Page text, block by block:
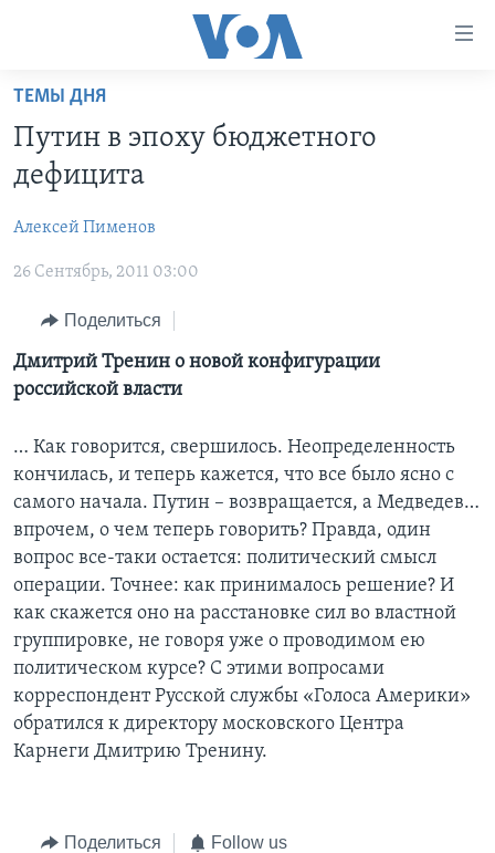
Перейти
основной
контент
Перейти
навигации
Перейти
поиск
ПРОГРАММЫ
НОВОСТИ ЗА МИНУТУ
ИТОГИ
ПОЧЕМУ ЭТО ВАЖНО?
ДИСКУССИЯ VOA
ДЕТАЛИ
НЬЮ-ЙОРК NEW YORK
АМЕРИКА. БОЛЬШОЕ ПУТЕШЕСТВИЕ
ПРОЕКТЫ
УЧИМ АНГЛИЙСКИЙ
НАША АМЕРИКАНСКАЯ ИСТОРИЯ
А КАК В АМЕРИКЕ?
АРТЕФАКТЫ
АМЕРИКАНСКИЕ ГОРОДКИ
ТЕСТЫ
ЭКСПЕРТИЗА
ИНТЕРВЬЮ
ФАКТЫ ПРОТИВ ФЕЙКОВ
ЗА СВОБОДУ ПРЕССЫ
УЧИМ АНГЛИЙСКИЙ
ВИДЕО
ПОДПИСКА НА НОВОСТИ
Learning English
СОЦИАЛЬНЫЕ СЕТИ
Языки
ТЕМЫ ДНЯ
Путин в эпоху бюджетного
дефицита
Алексей Пименов
26 Сентябрь, 2011 03:00
Поделиться
Дмитрий Тренин о новой конфигурации
российской власти
… Как говорится, свершилось. Неопределенность
кончилась, и теперь кажется, что все было ясно с
самого начала. Путин – возвращается, а Медведев…
впрочем, о чем теперь говорить? Правда, один
вопрос все-таки остается: политический смысл
операции. Точнее: как принималось решение? И
как скажется оно на расстановке сил во властной
группировке, не говоря уже о проводимом ею
политическом курсе? С этими вопросами
корреспондент Русской службы «Голоса Америки»
обратился к директору московского Центра
Карнеги Дмитрию Тренину.
Поделиться Follow us